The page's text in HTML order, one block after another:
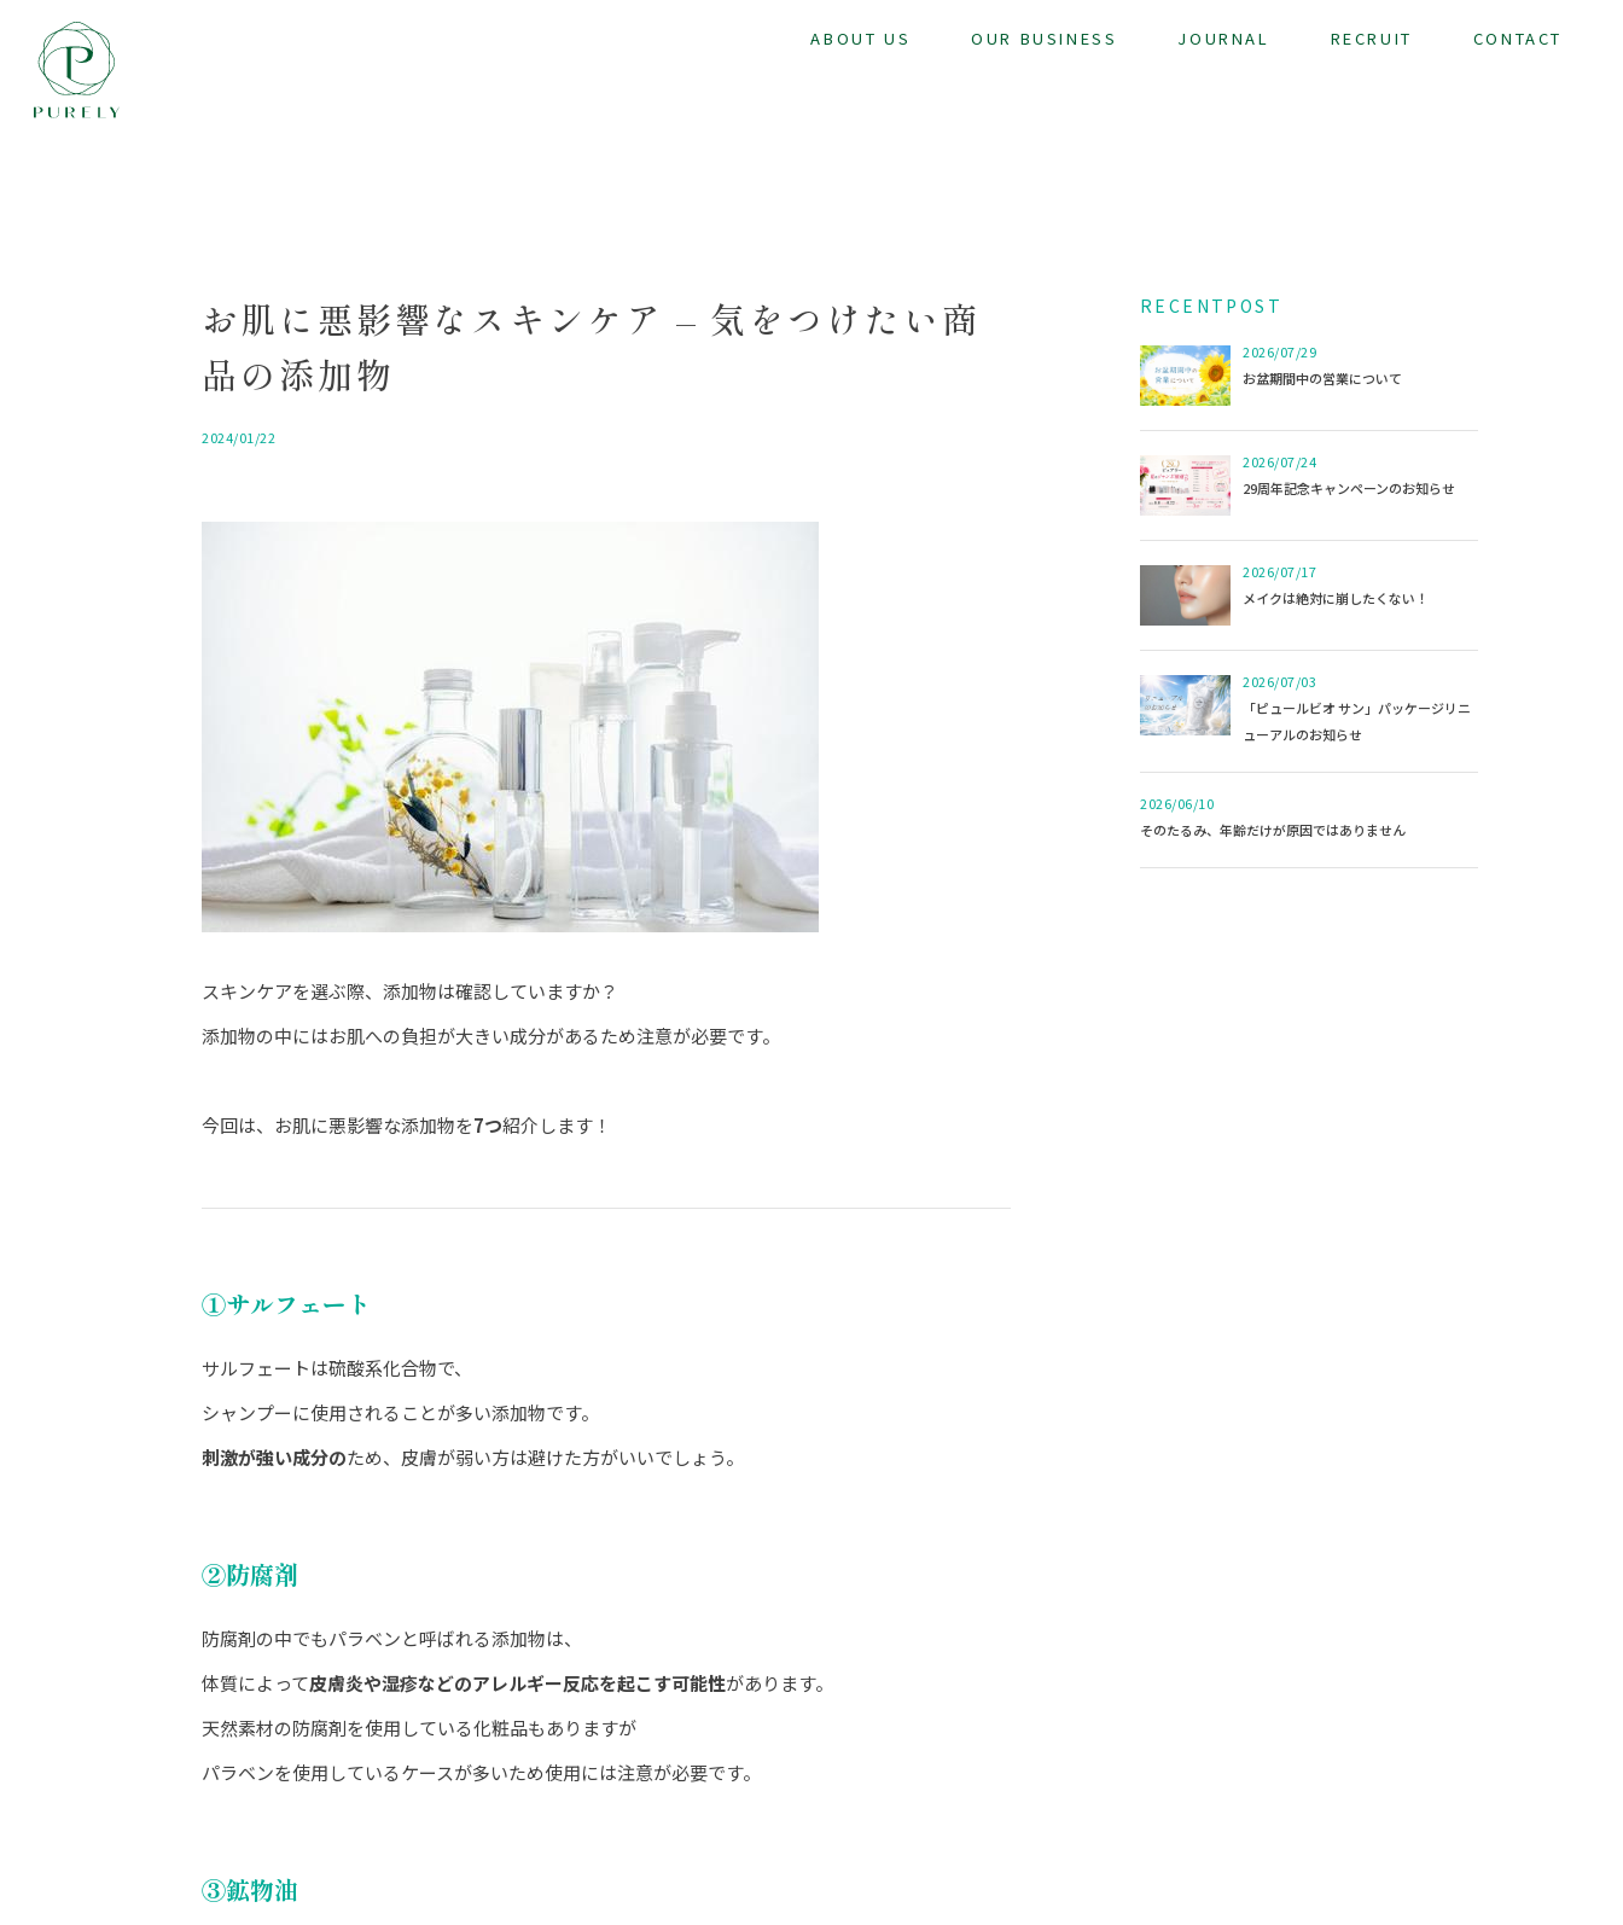
ABOUT US OUR BUSINESS JOURNAL RECRUIT CONTACT
お肌に悪影響なスキンケア – 気をつけたい商
品の添加物
2024/01/22
スキンケアを選ぶ際、添加物は確認していますか？
添加物の中にはお肌への負担が大きい成分があるため注意が必要です。
今回は、お肌に悪影響な添加物を7つ紹介します！
①サルフェート
サルフェートは硫酸系化合物で、
シャンプーに使用されることが多い添加物です。
刺激が強い成分のため、皮膚が弱い方は避けた方がいいでしょう。
②防腐剤
防腐剤の中でもパラベンと呼ばれる添加物は、
体質によって皮膚炎や湿疹などのアレルギー反応を起こす可能性があります。
天然素材の防腐剤を使用している化粧品もありますが
パラベンを使用しているケースが多いため使用には注意が必要です。
③鉱物油
RE CE N T P OS T
2026/07/29
お盆期間中の営業について
2026/07/24
29周年記念キャンペーンのお知らせ
2026/07/17
メイクは絶対に崩したくない！
2026/07/03
「ピュールビオ サン」パッケージリニ
ューアルのお知らせ
2026/06/10
そのたるみ、年齢だけが原因ではありません